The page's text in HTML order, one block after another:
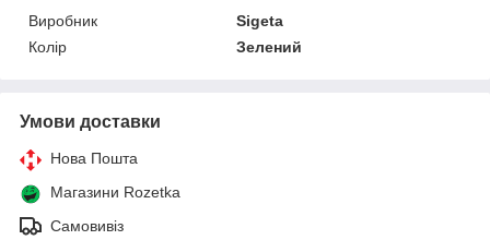
Виробник
Sigeta
Колір
Зелений
Умови доставки
Нова Пошта
Магазини Rozetka
Самовивіз